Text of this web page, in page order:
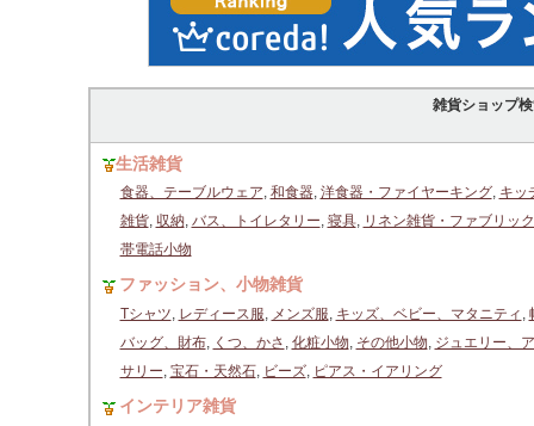
雑貨ショップ
生活雑貨
食器、テーブルウェア, 和食器, 洋食器・ファイヤーキング, キッ
雑貨, 収納, バス、トイレタリー, 寝具, リネン雑貨・ファブリック
帯電話小物
ファッション、小物雑貨
Tシャツ, レディース服, メンズ服, キッズ、ベビー、マタニティ ,
バッグ、財布, くつ、かさ , 化粧小物, その他小物, ジュエリー、
サリー, 宝石・天然石, ビーズ, ピアス・イアリング
インテリア雑貨